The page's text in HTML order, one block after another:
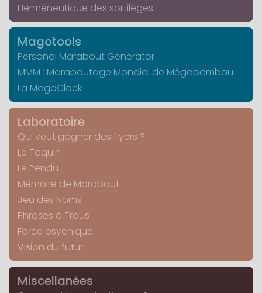
Herméneutique des sortilèges
Magotools
Personal Marabout Generator
MMM : Maraboutage Mondial de Mégabambou
La MagoClock
Laboratoire
Qui veut gagner des flyers ?
Le Taquin
Le Pendu
Mémoire de Marabout
Jeu des Noms
Phrases à Trous
Force psychique
Vision du futur
Miscellanées